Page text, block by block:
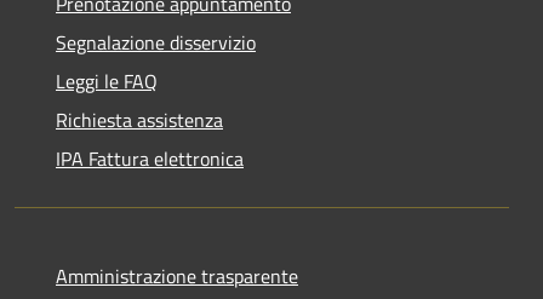
Segnalazione disservizio
Leggi le FAQ
Richiesta assistenza
IPA Fattura elettronica
Amministrazione trasparente